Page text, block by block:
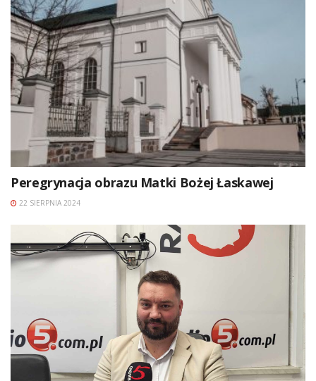
Peregrynacja obrazu Matki Bożej Łaskawej
22 SIERPNIA 2024